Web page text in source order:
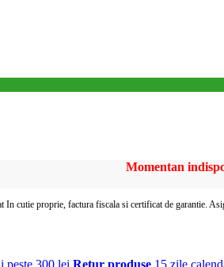
Momentan
In cutie proprie, factura fiscala si certificat de garantie.
peste 300 lei Retur produse 15 zile